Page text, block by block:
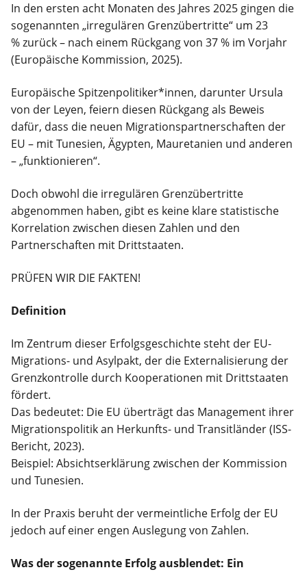
In den ersten acht Monaten des Jahres 2025 gingen die
sogenannten „irregulären Grenzübertritte“ um 23
% zurück – nach einem Rückgang von 37 % im Vorjahr
(Europäische Kommission, 2025).
Europäische Spitzenpolitiker*innen, darunter Ursula
von der Leyen, feiern diesen Rückgang als Beweis
dafür, dass die neuen Migrationspartnerschaften der
EU – mit Tunesien, Ägypten, Mauretanien und anderen
– „funktionieren“.
Doch obwohl die irregulären Grenzübertritte
abgenommen haben, gibt es keine klare statistische
Korrelation zwischen diesen Zahlen und den
Partnerschaften mit Drittstaaten.
PRÜFEN WIR DIE FAKTEN!
Definition
Im Zentrum dieser Erfolgsgeschichte steht der EU-
Migrations- und Asylpakt, der die Externalisierung der
Grenzkontrolle durch Kooperationen mit Drittstaaten
fördert.
Das bedeutet: Die EU überträgt das Management ihrer
Migrationspolitik an Herkunfts- und Transitländer (ISS-
Bericht, 2023).
Beispiel: Absichtserklärung zwischen der Kommission
und Tunesien.
In der Praxis beruht der vermeintliche Erfolg der EU
jedoch auf einer engen Auslegung von Zahlen.
Was der sogenannte Erfolg ausblendet: Ein